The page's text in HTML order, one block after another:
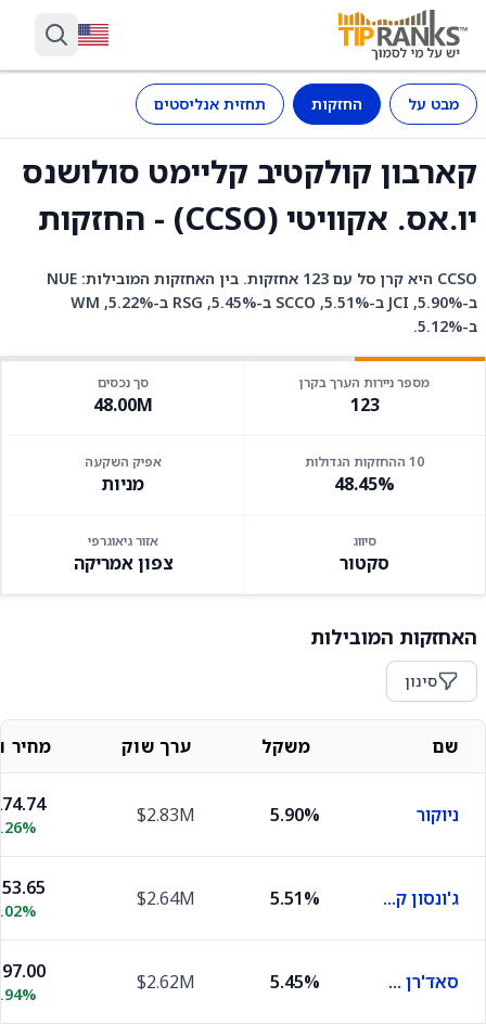
מבט על החזקות תחזית אנליסטים
קארבון קולקטיב קליימט סולושנס
יו.אס. אקוויטי (CCSO) - החזקות
CCSO היא קרן סל עם 123 אחזקות. בין האחזקות המובילות: NUE
ב-5.90%, JCI ב-5.51%, SCCO ב-5.45%, RSG ב-5.22%, WM
ב-5.12%.
מספר ניירות הערך בקרן
123
סך נכסים
48.00M
10 ההחזקות הגדולות
48.45%
אפיק השקעה
מניות
סיווג
סקטור
אזור גיאוגרפי
צפון אמריקה
האחזקות המובילות
סינון
שם משקל ערך שוק מחיר
ניוקור 5.90%
$2.83M
ג'ונסון קונטרולס 5.51%
$2.64M
סאד'רן קופר 5.45%
$2.62M